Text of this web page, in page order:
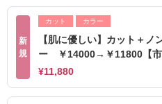
新
規
カット カラー
【肌に優しい】カット＋ノ
ー ￥14000→￥11800【市
¥11,880